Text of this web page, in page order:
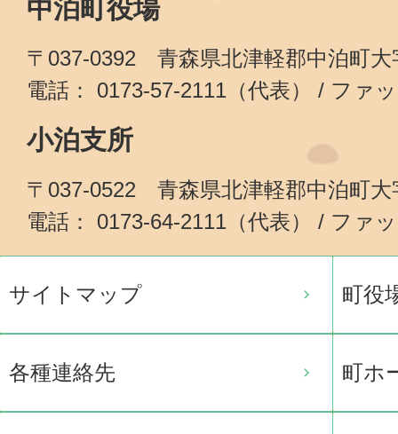
中泊町役場
〒037-0392 青森県北津軽郡中泊町大
電話： 0173-57-2111（代表） / ファ
小泊支所
〒037-0522 青森県北津軽郡中泊町大
電話： 0173-64-2111（代表） / ファ
サイトマップ 町役
各種連絡先 町ホ